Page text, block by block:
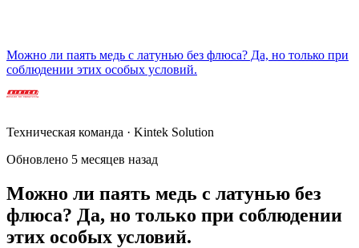
Можно ли паять медь с латунью без флюса? Да, но только при
соблюдении этих особых условий.
Техническая команда · Kintek Solution
Обновлено 5 месяцев назад
Можно ли паять медь с латунью без
флюса? Да, но только при соблюдении
этих особых условий.